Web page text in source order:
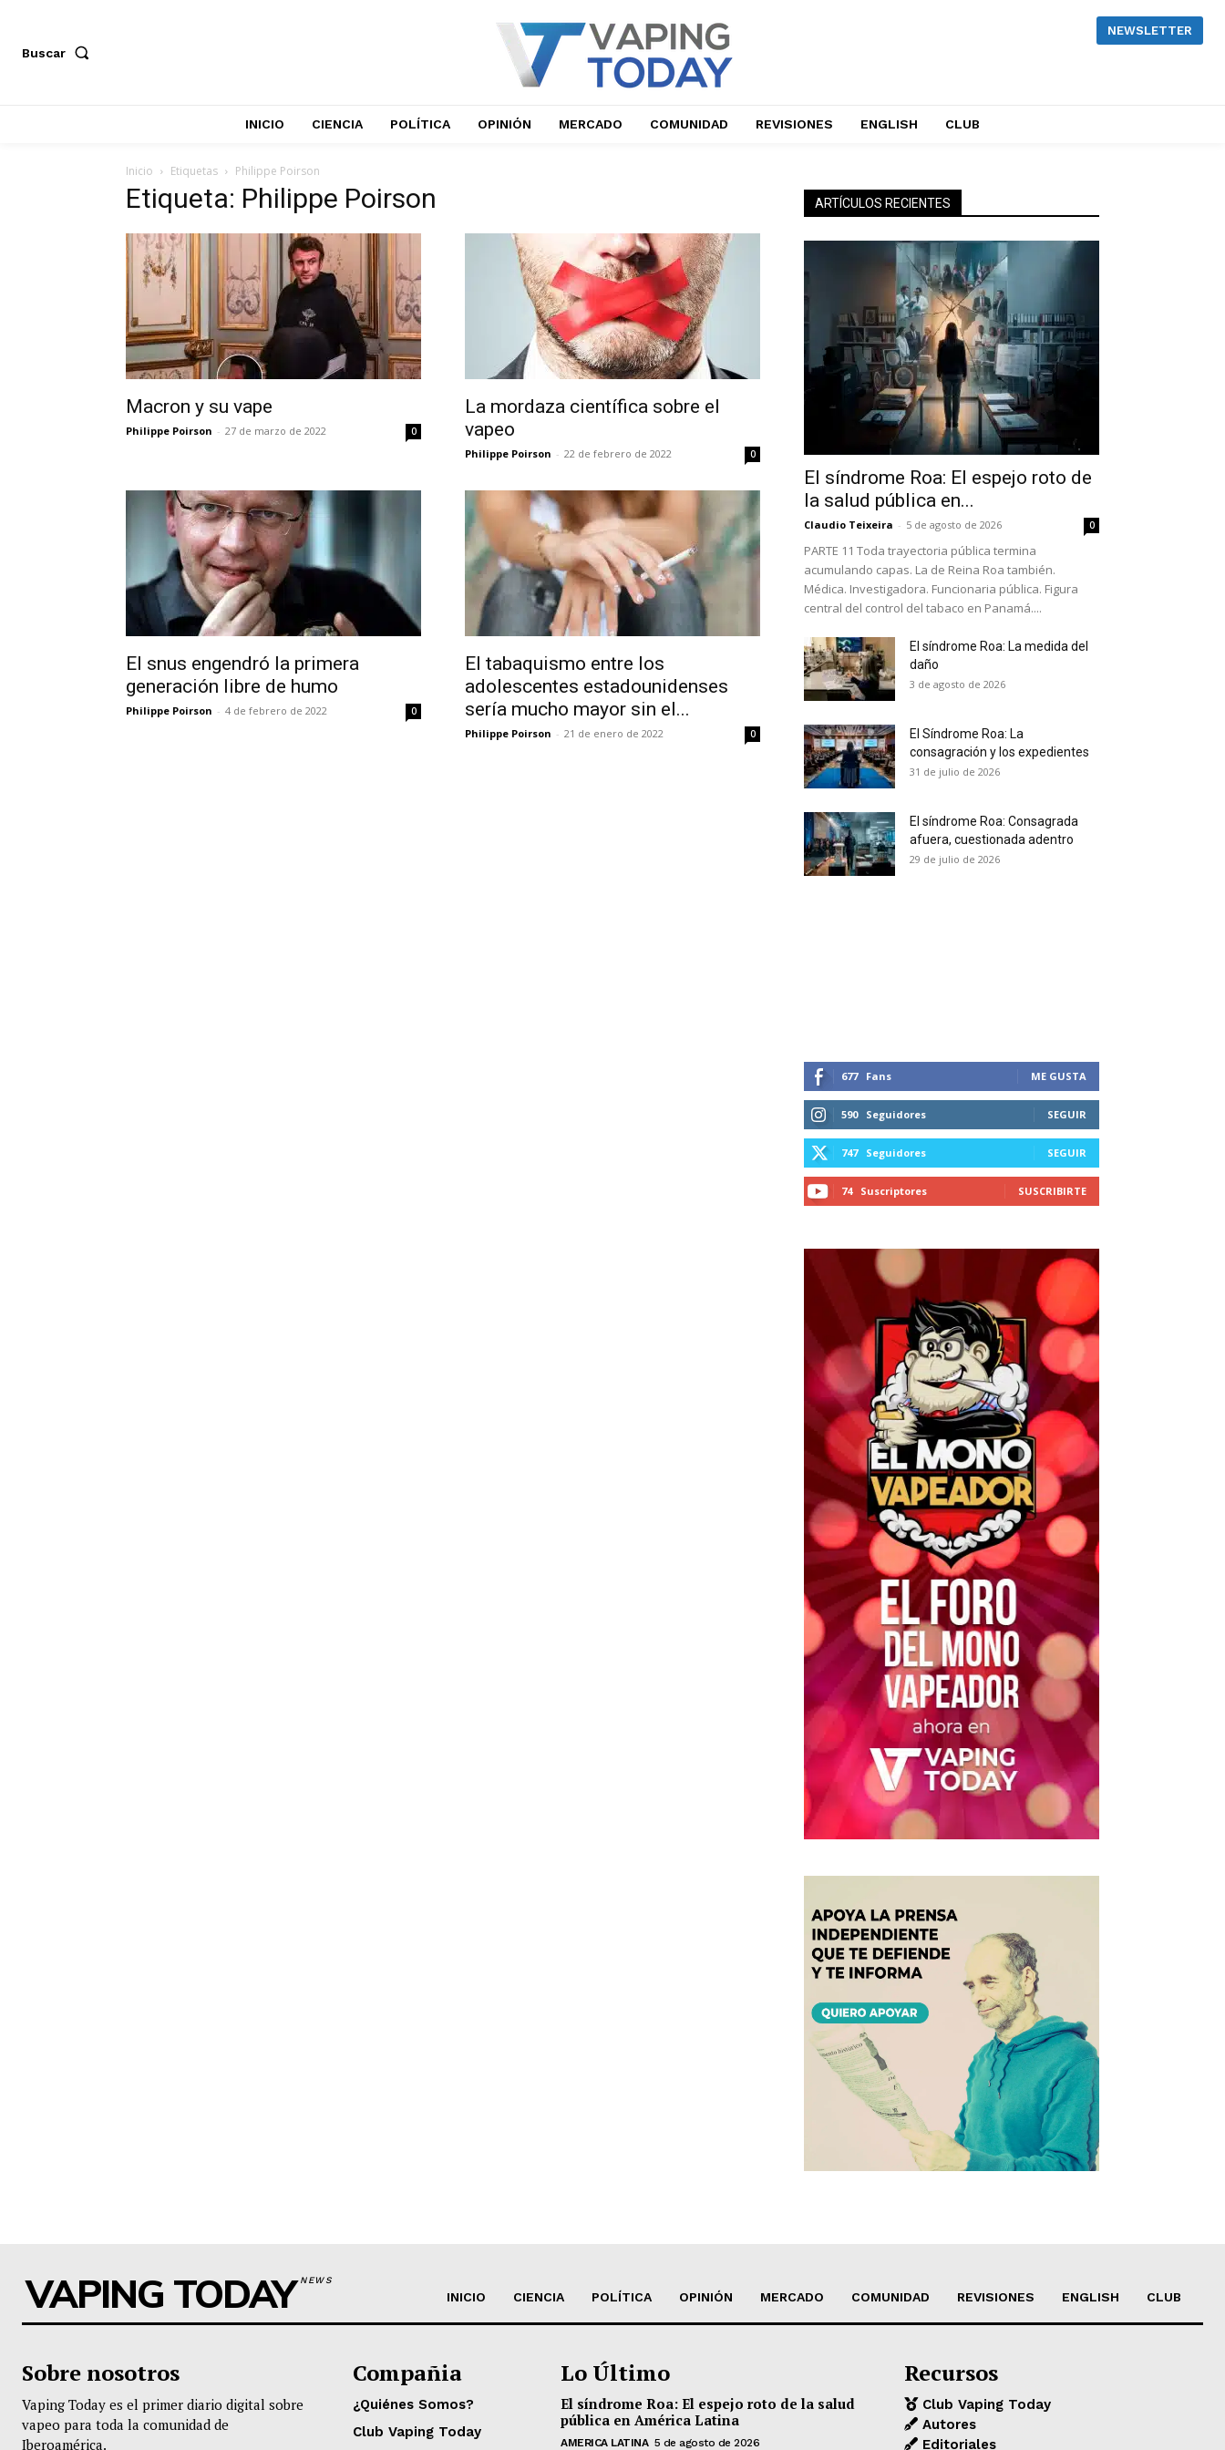
No te pierdas de las últimas
noticias
Suscríbete a nuestro boletín diario y recibe todas las
noticias del vapeo y la reducción de daños en tu correo
Subscribe to our daily clipping and receive all the news
of vaping and tobacco harm reduction in your email.
Buscar
NEWSLETTER
INICIO CIENCIA POLÍTICA OPINIÓN MERCADO COMUNIDAD REVISIONES ENGLISH CLUB
Inicio Etiquetas Philippe Poirson
Etiqueta: Philippe Poirson
Macron y su vape
Philippe Poirson - 27 de marzo de 2022 0
La mordaza científica sobre el
vapeo
Philippe Poirson - 22 de febrero de 2022 0
El snus engendró la primera
generación libre de humo
Philippe Poirson - 4 de febrero de 2022 0
El tabaquismo entre los
adolescentes estadounidenses
sería mucho mayor sin el...
Philippe Poirson - 21 de enero de 2022 0
ARTÍCULOS RECIENTES
El síndrome Roa: El espejo roto de
la salud pública en...
Claudio Teixeira - 5 de agosto de 2026 0
PARTE 11 Toda trayectoria pública termina
acumulando capas. La de Reina Roa también.
Médica. Investigadora. Funcionaria pública. Figura
central del control del tabaco en Panamá....
El síndrome Roa: La medida del
daño
3 de agosto de 2026
El Síndrome Roa: La
consagración y los expedientes
31 de julio de 2026
El síndrome Roa: Consagrada
afuera, cuestionada adentro
29 de julio de 2026
677 Fans ME GUSTA
590 Seguidores SEGUIR
747 Seguidores SEGUIR
74 Suscriptores SUSCRIBIRTE
VAPING TODAYNEWS
INICIO CIENCIA POLÍTICA OPINIÓN MERCADO COMUNIDAD REVISIONES ENGLISH CLUB
Sobre nosotros
Vaping Today es el primer diario digital sobre
vapeo para toda la comunidad de
Iberoamérica.
Compañia
¿Quiénes Somos?
Club Vaping Today
Lo Último
El síndrome Roa: El espejo roto de la salud
pública en América Latina
AMERICA LATINA 5 de agosto de 2026
Recursos
Club Vaping Today
Autores
Editoriales